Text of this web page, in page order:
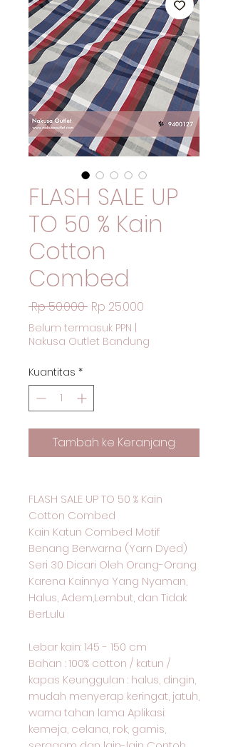
FLASH SALE UP
TO 50 % Kain
Cotton
Combed
Rp 50.000 Harga
Reguler
Rp 25.000
Belum termasuk PPN
Nakusa Outlet Bandung
Kuantitas *
Tambah ke Keranjang
FLASH SALE UP TO 50 % Kain
Cotton Combed
Kain Katun Combed Motif
Benang Berwarna (Yarn Dyed)
Seri 30 Dicari Oleh Orang-Orang
Karena Kainnya Yang Nyaman,
Halus, Adem,Lembut, dan Tidak
BerLulu
Lebar kain: 145 - 150 cm
Bahan : 100% cotton / katun /
kapas Keunggulan : halus, dingin,
mudah menyerap keringat, jatuh,
warna tahan lama Aplikasi:
kemeja, celana, rok, gamis,